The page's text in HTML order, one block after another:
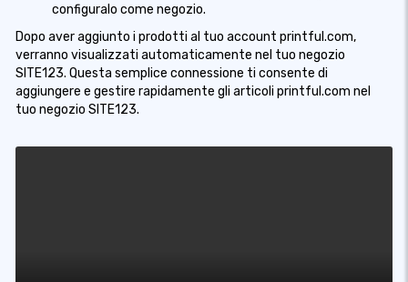
configuralo come negozio.
Dopo aver aggiunto i prodotti al tuo account printful.com,
verranno visualizzati automaticamente nel tuo negozio
SITE123. Questa semplice connessione ti consente di
aggiungere e gestire rapidamente gli articoli printful.com nel
tuo negozio SITE123.